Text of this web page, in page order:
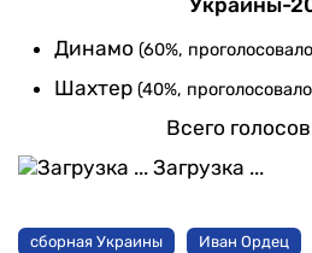
Динамо (60%,
Шахтер (40%,
Всего
Загрузка ...
сборная Украины Иван Ордец